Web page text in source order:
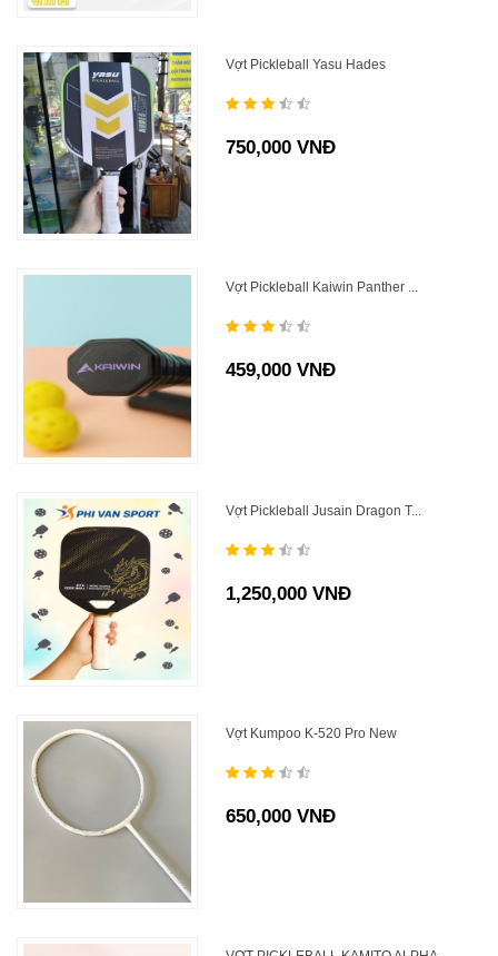
Vợt Pickleball Yasu Hades
750,000 VNĐ
Vợt Pickleball Kaiwin Panther ...
459,000 VNĐ
Vợt Pickleball Jusain Dragon T...
1,250,000 VNĐ
Vợt Kumpoo K-520 Pro New
650,000 VNĐ